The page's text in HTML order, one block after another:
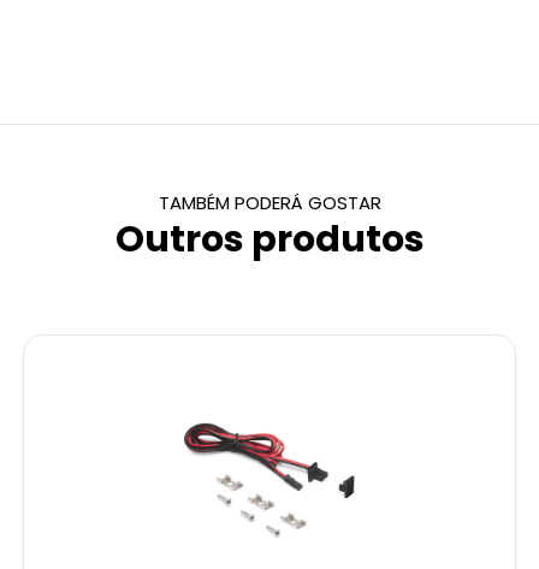
TAMBÉM PODERÁ GOSTAR
Outros produtos